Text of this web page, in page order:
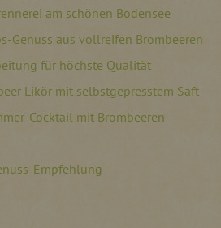
am schönen Bodensee
Genuss aus vollreifen Brombeeren
für höchste Qualität
Likör mit selbstgepresstem Saft
Cocktail mit Brombeeren
Empfehlung